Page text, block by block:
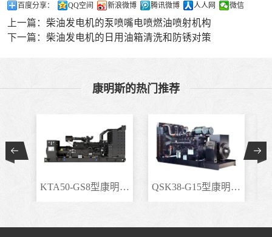
百度分享： QQ空间 新浪微博 腾讯微博 人人网 微信
上一篇： 柴油发电机的泵喷嘴电喷燃油喷射机构
下一篇： 柴油发电机的日用油箱清洗和防锈对策
康明斯的热门推荐
KTA50-GS8型康明斯柴.. QSK38-G15型康明斯柴..